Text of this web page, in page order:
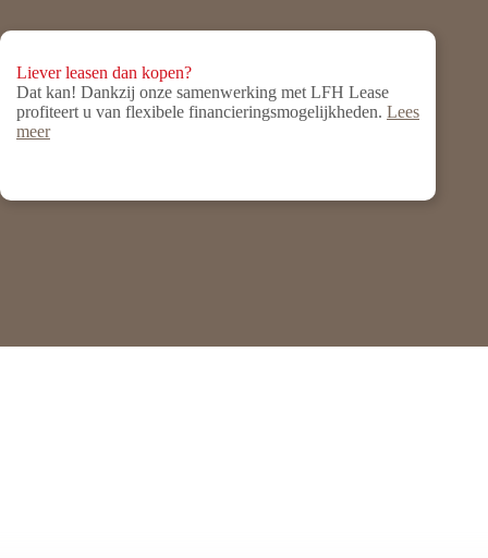
Liever leasen dan kopen?
Dat kan! Dankzij onze samenwerking met LFH Lease
profiteert u van flexibele financieringsmogelijkheden. Lees
meer